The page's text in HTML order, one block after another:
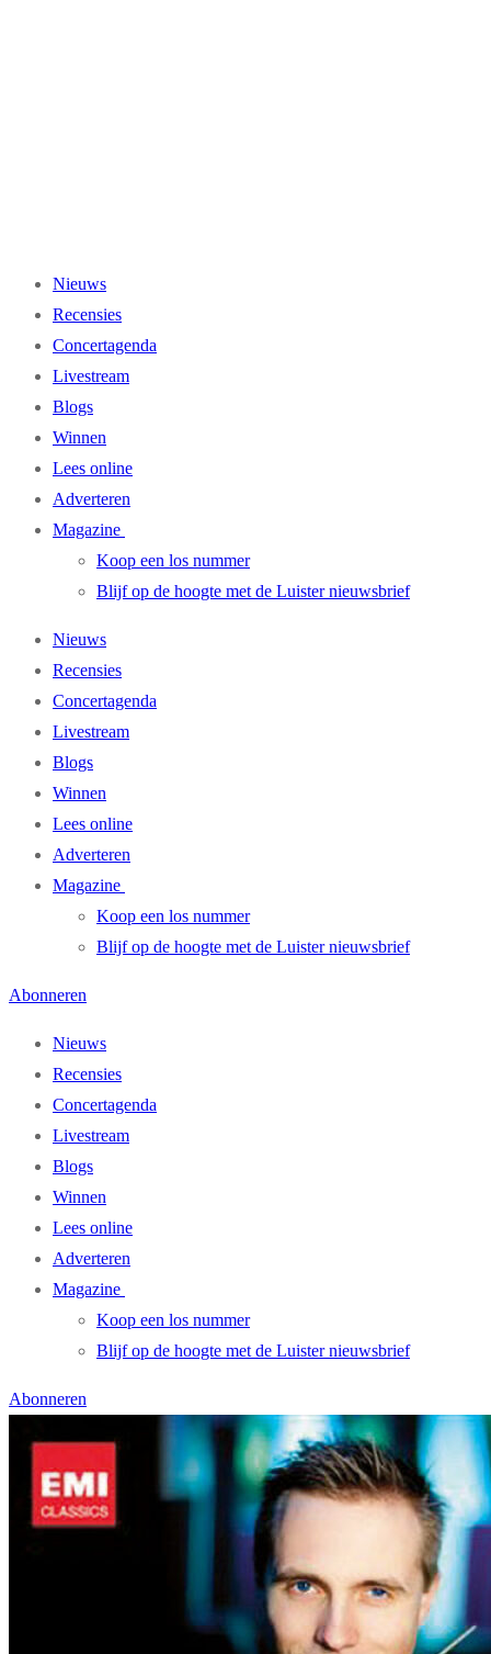
Nieuws
Recensies
Concertagenda
Livestream
Blogs
Winnen
Lees online
Adverteren
Magazine
Koop een los nummer
Blijf op de hoogte met de Luister nieuwsbrief
Nieuws
Recensies
Concertagenda
Livestream
Blogs
Winnen
Lees online
Adverteren
Magazine
Koop een los nummer
Blijf op de hoogte met de Luister nieuwsbrief
Abonneren
Nieuws
Recensies
Concertagenda
Livestream
Blogs
Winnen
Lees online
Adverteren
Magazine
Koop een los nummer
Blijf op de hoogte met de Luister nieuwsbrief
Abonneren